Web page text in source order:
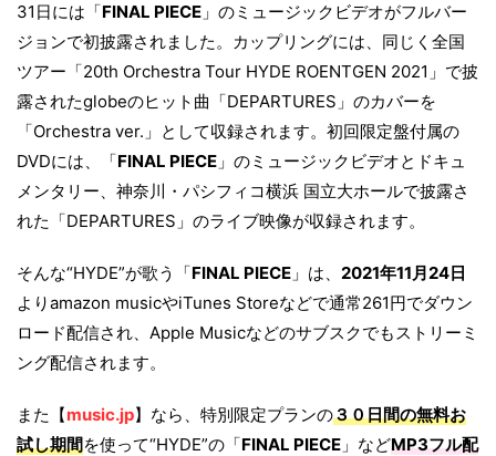
31日には「FINAL PIECE 」のミュージックビデオがフルバー
ジョンで初披露されました。カップリングには、同じく全国
ツアー「20th Orchestra Tour HYDE ROENTGEN 2021」で披
露されたglobeのヒット曲「DEPARTURES」のカバーを
「Orchestra ver.」として収録されます。初回限定盤付属の
DVDには、「FINAL PIECE 」のミュージックビデオとドキュ
メンタリー、神奈川・パシフィコ横浜 国立大ホールで披露さ
れた「DEPARTURES」のライブ映像が収録されます。
そんな“HYDE”が歌う「FINAL PIECE 」は、 2021年11月24日
よりamazon musicやiTunes Storeなどで通常261円でダウン
ロード配信され、Apple Musicなどのサブスクでもストリーミ
ング配信されます。
また【music.jp】なら、特別限定プランの３０日間の無料お
試し期間を使って“HYDE”の「FINAL PIECE 」などMP3フル配